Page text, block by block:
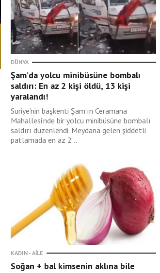
DÜNYA
Şam’da yolcu minibüsüne bombalı
saldırı: En az 2 kişi öldü, 13 kişi
yaralandı!
Suriye’nin başkenti Şam’ın Ceramana
Mahallesi’nde bir yolcu minibüsüne bombalı
saldırı düzenlendi. Meydana gelen şiddetli
patlamada en az 2 ..
KADIN - AILE
Soğan + bal kimsenin aklına bile